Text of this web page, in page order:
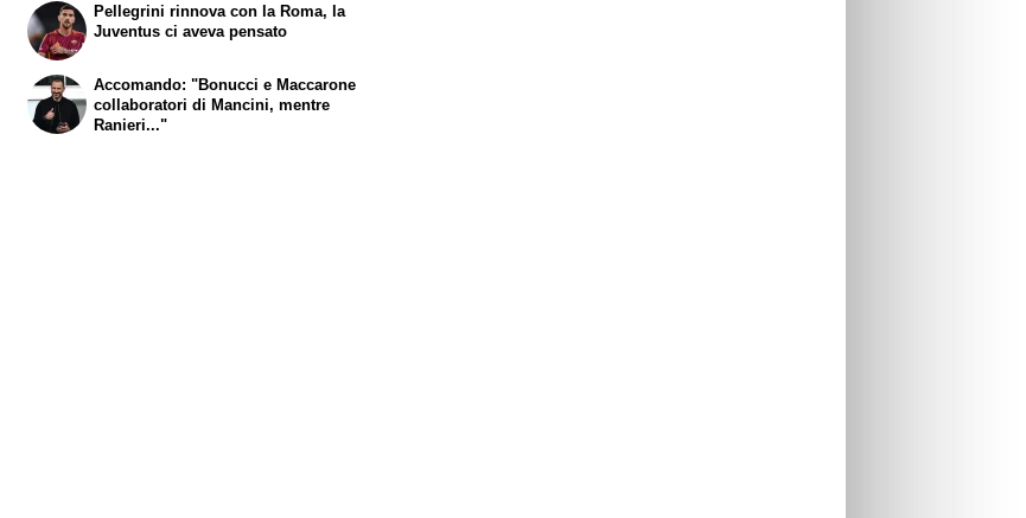
Pellegrini rinnova con la Roma, la
Juventus ci aveva pensato
Accomando: "Bonucci e Maccarone
collaboratori di Mancini, mentre
Ranieri..."